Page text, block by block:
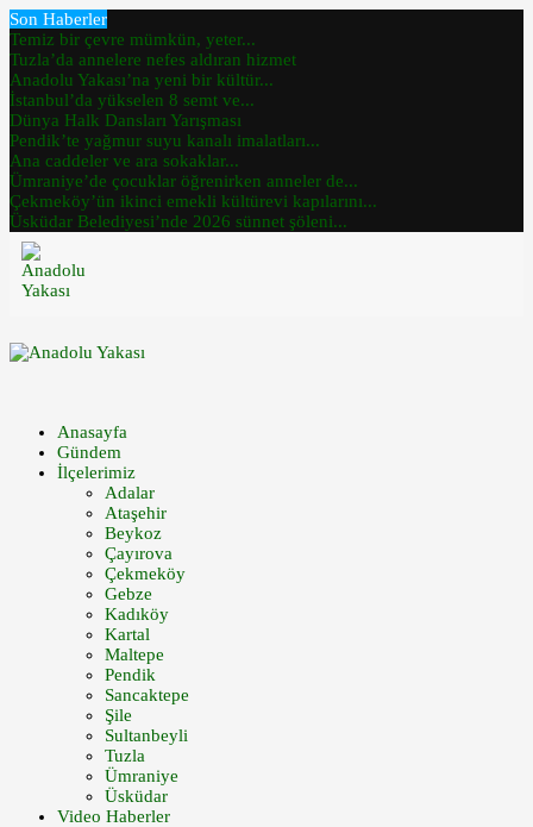
Son Haberler
Temiz bir çevre mümkün, yeter...
Tuzla’da annelere nefes aldıran hizmet
Anadolu Yakası’na yeni bir kültür...
İstanbul’da yükselen 8 semt ve...
Dünya Halk Dansları Yarışması
Pendik’te yağmur suyu kanalı imalatları...
Ana caddeler ve ara sokaklar...
Ümraniye’de çocuklar öğrenirken anneler de...
Çekmeköy’ün ikinci emekli kültürevi kapılarını...
Üsküdar Belediyesi’nde 2026 sünnet şöleni...
Anasayfa
Gündem
İlçelerimiz
Adalar
Ataşehir
Beykoz
Çayırova
Çekmeköy
Gebze
Kadıköy
Kartal
Maltepe
Pendik
Sancaktepe
Şile
Sultanbeyli
Tuzla
Ümraniye
Üsküdar
Video Haberler